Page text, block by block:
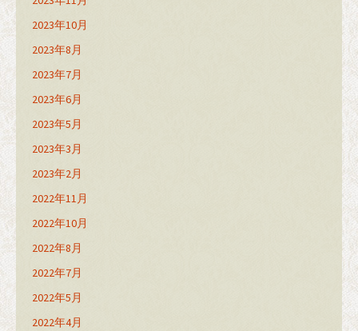
2023年10月
2023年8月
2023年7月
2023年6月
2023年5月
2023年3月
2023年2月
2022年11月
2022年10月
2022年8月
2022年7月
2022年5月
2022年4月